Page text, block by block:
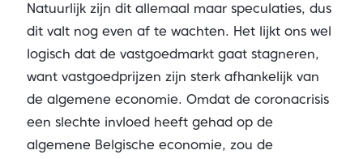
Natuurlijk zijn dit allemaal maar speculaties, dus
dit valt nog even af te wachten. Het lijkt ons wel
logisch dat de vastgoedmarkt gaat stagneren,
want vastgoedprijzen zijn sterk afhankelijk van
de algemene economie. Omdat de coronacrisis
een slechte invloed heeft gehad op de
algemene Belgische economie, zou de